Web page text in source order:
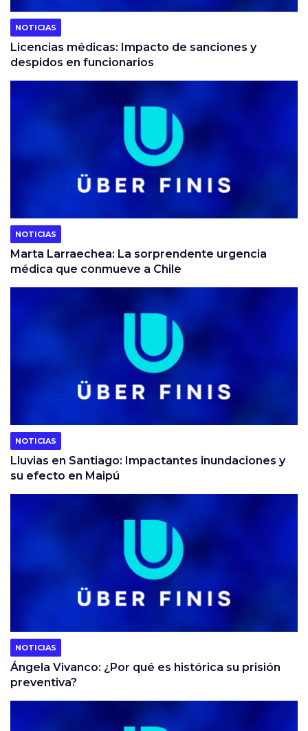
NOTICIAS
Licencias médicas: Impacto de sanciones y
despidos en funcionarios
NOTICIAS
Marta Larraechea: La sorprendente urgencia
médica que conmueve a Chile
NOTICIAS
Lluvias en Santiago: Impactantes inundaciones y
su efecto en Maipú
NOTICIAS
Ángela Vivanco: ¿Por qué es histórica su prisión
preventiva?